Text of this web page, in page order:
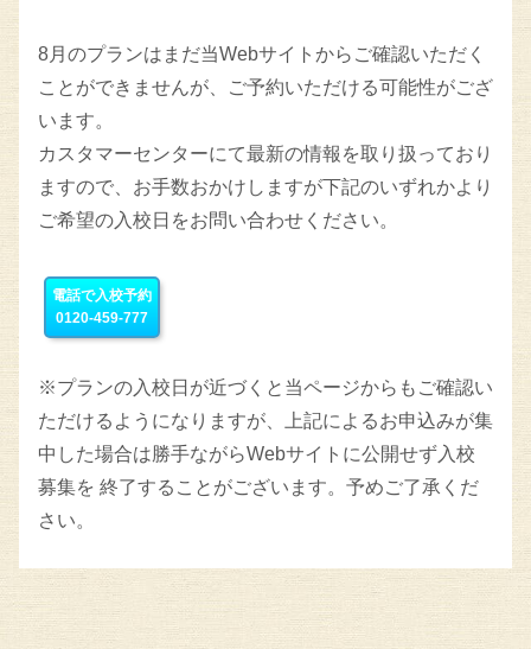
8月のプランはまだ当Webサイトからご確認いただく
ことができませんが、ご予約いただける可能性がござ
います。
カスタマーセンターにて最新の情報を取り扱っており
ますので、お手数おかけしますが下記のいずれかより
ご希望の入校日をお問い合わせください。
電話で入校予約
0120-459-777
※プランの入校日が近づくと当ページからもご確認い
ただけるようになりますが、上記によるお申込みが集
中した場合は勝手ながらWebサイトに公開せず入校
募集を 終了することがございます。予めご了承くだ
さい。